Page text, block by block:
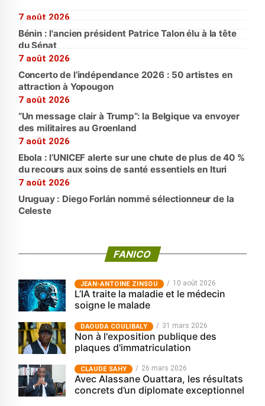
7 août 2026
Bénin : l'ancien président Patrice Talon élu à la tête
du Sénat
7 août 2026
Concerto de l’indépendance 2026 : 50 artistes en
attraction à Yopougon
7 août 2026
“Un message clair à Trump”: la Belgique va envoyer
des militaires au Groenland
7 août 2026
Ebola : l’UNICEF alerte sur une chute de plus de 40 %
du recours aux soins de santé essentiels en Ituri
7 août 2026
Uruguay : Diego Forlán nommé sélectionneur de la
Celeste
FANICO
JEAN-ANTOINE ZINSOU 10 août 2026
L’IA traite la maladie et le médecin
soigne le malade
‎DAOUDA COULIBALY 31 mars 2026
Non à l'exposition publique des
plaques d'immatriculation
CLAUDE SAHY 26 mars 2026
Avec Alassane Ouattara, les résultats
concrets d’un diplomate exceptionnel